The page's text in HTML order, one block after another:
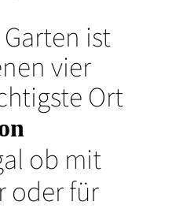
ist
vier
Ort
ob mit
oder für